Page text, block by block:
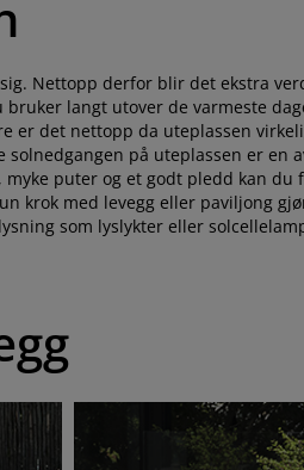
Nettopp derfor blir det ekstra
langt utover de varmeste
er det nettopp da uteplassen
på uteplassen er en
puter og et godt pledd kan du
krok med levegg eller paviljong
som lyslykter eller